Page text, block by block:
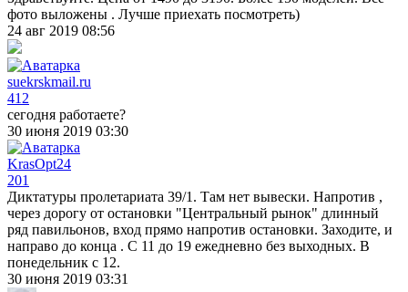
фото выложены . Лучше приехать посмотреть)
24 авг 2019 08:56
suekrskmail.ru
412
сегодня работаете?
30 июня 2019 03:30
KrasOpt24
201
Диктатуры пролетариата 39/1. Там нет вывески. Напротив ,
через дорогу от остановки "Центральный рынок" длинный
ряд павильонов, вход прямо напротив остановки. Заходите, и
направо до конца . С 11 до 19 ежедневно без выходных. В
понедельник с 12.
30 июня 2019 03:31